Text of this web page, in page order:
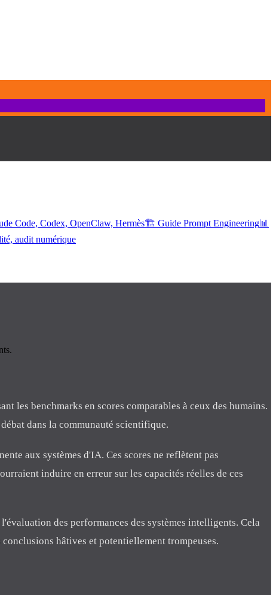
Code, Codex, OpenClaw, Hermès🏗️ Guide Prompt Engineering📊
audit numérique
les benchmarks en scores comparables à ceux des humains.
dans la communauté scientifique.
aux systèmes d'IA. Ces scores ne reflètent pas
induire en erreur sur les capacités réelles de ces
des performances des systèmes intelligents. Cela
hâtives et potentiellement trompeuses.